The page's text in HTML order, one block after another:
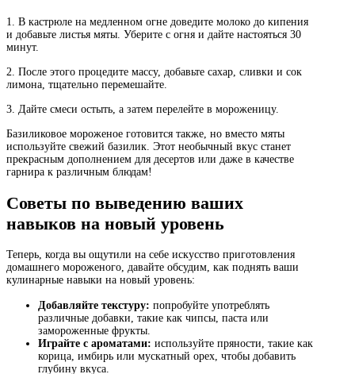
1. В кастрюле на медленном огне доведите молоко до кипения
и добавьте листья мяты. Уберите с огня и дайте настояться 30
минут.
2. После этого процедите массу, добавьте сахар, сливки и сок
лимона, тщательно перемешайте.
3. Дайте смеси остыть, а затем перелейте в мороженицу.
Базиликовое мороженое готовится также, но вместо мяты
используйте свежий базилик. Этот необычный вкус станет
прекрасным дополнением для десертов или даже в качестве
гарнира к различным блюдам!
Советы по выведению ваших
навыков на новый уровень
Теперь, когда вы ощутили на себе искусство приготовления
домашнего мороженого, давайте обсудим, как поднять ваши
кулинарные навыки на новый уровень:
Добавляйте текстуру: попробуйте употреблять
различные добавки, такие как чипсы, паста или
замороженные фрукты.
Играйте с ароматами: используйте пряности, такие как
корица, имбирь или мускатный орех, чтобы добавить
глубину вкуса.